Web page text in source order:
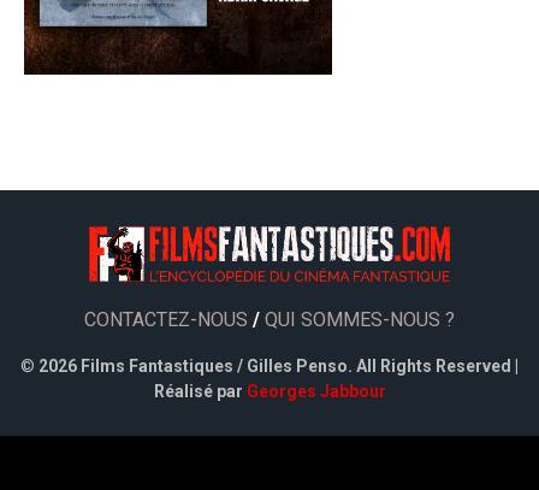
CONTACTEZ-NOUS / QUI SOMMES-NOUS ?
© 2026 Films Fantastiques / Gilles Penso. All Rights Reserved |
Réalisé par Georges Jabbour